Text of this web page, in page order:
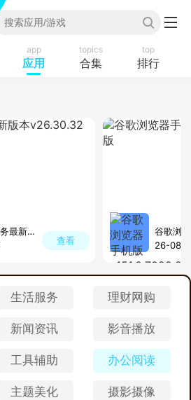
app
应用
topics
合集
top
排行
Google Play服务最新版本
查看
谷歌浏
26-08-
生活服务 理财网购
新闻资讯 影音播放
工具辅助 办公阅读
主题美化 摄影摄像